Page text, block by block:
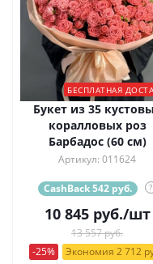
БЕСПЛАТНАЯ
Букет из 35
коралловых роз
Барбадос (60 см)
Артикул: 011624
CashBack 542 руб. ?
10 845руб./шт
13 557 руб.
-25%
Экономия 2 712